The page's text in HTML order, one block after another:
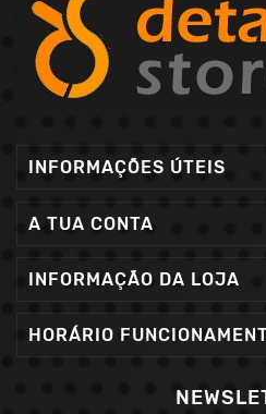
INFORMAÇÕES ÚTEIS
A TUA CONTA
INFORMAÇÃO DA LOJA
HORÁRIO